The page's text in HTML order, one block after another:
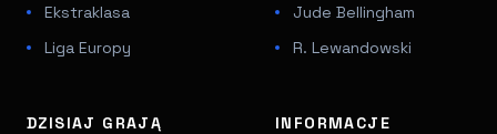
Ekstraklasa
Liga Europy
Jude Bellingham
R. Lewandowski
DZISIAJ GRAJĄ INFORMACJE